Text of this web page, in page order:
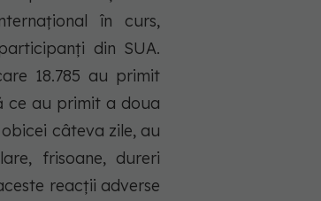
în curs,
din SUA.
18.785 au primit
ce au primit a doua
câteva zile, au
frisoane, dureri
reacții adverse